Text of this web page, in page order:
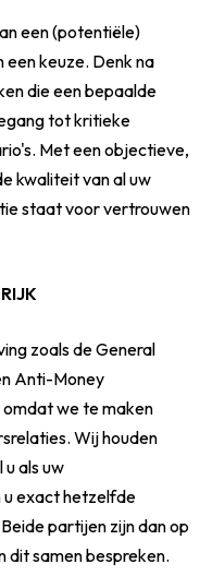
een (potentiële)
keuze. Denk na
die een bepaalde
tot kritieke
Met een objectieve,
kwaliteit van al uw
staat voor vertrouwen
zoals de General
Anti-Money
we te maken
Wij houden
als uw
exact hetzelfde
partijen zijn dan op
dit samen bespreken.